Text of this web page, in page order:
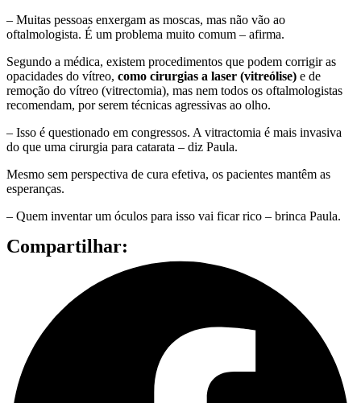
– Muitas pessoas enxergam as moscas, mas não vão ao
oftalmologista. É um problema muito comum – afirma.
Segundo a médica, existem procedimentos que podem corrigir as
opacidades do vítreo, como cirurgias a laser (vitreólise) e de
remoção do vítreo (vitrectomia), mas nem todos os oftalmologistas
recomendam, por serem técnicas agressivas ao olho.
– Isso é questionado em congressos. A vitractomia é mais invasiva
do que uma cirurgia para catarata – diz Paula.
Mesmo sem perspectiva de cura efetiva, os pacientes mantêm as
esperanças.
– Quem inventar um óculos para isso vai ficar rico – brinca Paula.
Compartilhar: